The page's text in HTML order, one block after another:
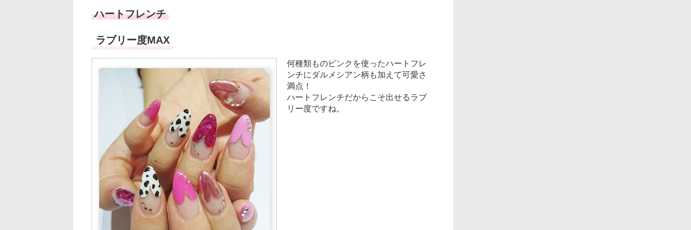
ハートフレンチ
ラブリー度MAX
何種類ものピンクを使ったハートフレ
ンチにダルメシアン柄も加えて可愛さ
満点！
ハートフレンチだからこそ出せるラブ
リー度ですね。